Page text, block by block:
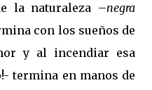
la naturaleza –negra
con los sueños de
y al incendiar esa
termina en manos de